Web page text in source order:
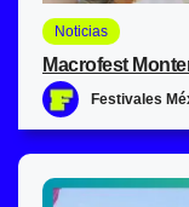
Noticias
Macrofest
Festivales